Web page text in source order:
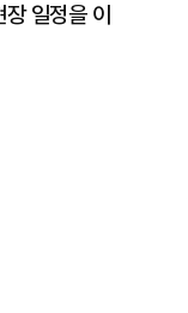
일정을 이